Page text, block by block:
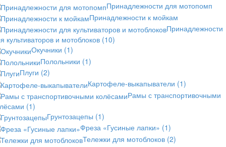
Принадлежности для мотопомп
Принадлежности к мойкам
Принадлежности
культиваторов и мотоблоков (10)
Окучники (1)
Полольники (1)
Плуги (2)
Картофеле-выкапыватели (1)
Рамы с транспортивочными
(1)
Грунтозацепы (1)
Фреза «Гусиные лапки» (1)
Тележки для мотоблоков (2)